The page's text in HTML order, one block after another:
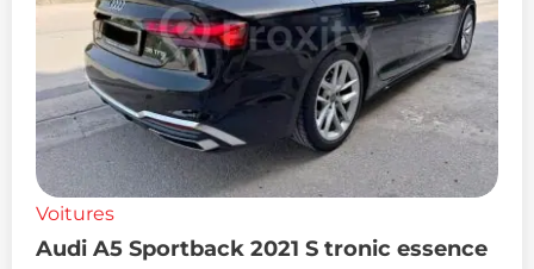
Voitures
Audi A5 Sportback 2021 S tronic essence